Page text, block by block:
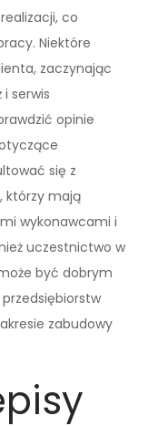
co
Niektóre
zaczynając
serwis
opinie
się z
którzy mają
wykonawcami i
uczestnictwo w
być dobrym
zabudowy